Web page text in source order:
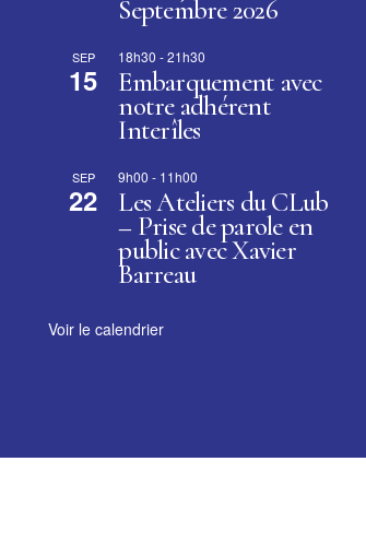
Septembre 2026
SEP
15
18h30 -21h30
Embarquement avec
notre adhérent
Interîles
SEP
22
9h00 - 11h00
Les Ateliers du CLub
– Prise de parole en
public avec Xavier
Barreau
Voir le calendrier